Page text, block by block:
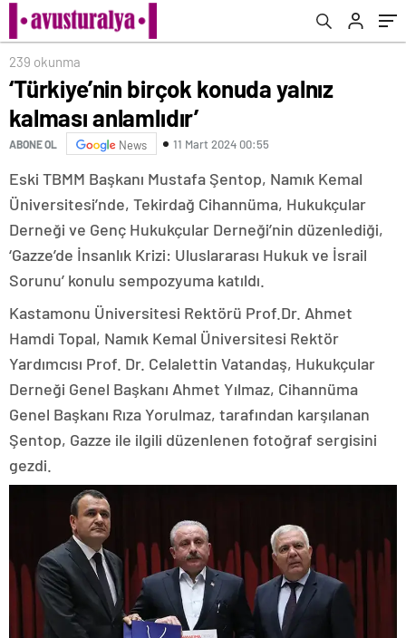
239 okunma
‘Türkiye’nin birçok konuda yalnız
kalması anlamlıdır’
ABONE OL News 11 Mart 2024 00:55
Eski TBMM Başkanı Mustafa Şentop, Namık Kemal
Üniversitesi’nde, Tekirdağ Cihannüma, Hukukçular
Derneği ve Genç Hukukçular Derneği’nin düzenlediği,
‘Gazze’de İnsanlık Krizi: Uluslararası Hukuk ve İsrail
Sorunu’ konulu sempozyuma katıldı.
Kastamonu Üniversitesi Rektörü Prof.Dr. Ahmet
Hamdi Topal, Namık Kemal Üniversitesi Rektör
Yardımcısı Prof. Dr. Celalettin Vatandaş, Hukukçular
Derneği Genel Başkanı Ahmet Yılmaz, Cihannüma
Genel Başkanı Rıza Yorulmaz, tarafından karşılanan
Şentop, Gazze ile ilgili düzenlenen fotoğraf sergisini
gezdi.